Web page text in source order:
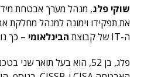
שוקי פלג, מנהל מערך אבטחת
את תפקידו וימונה למנהל מחלקת
ה-IT של קבוצת
הבינלאומי – כך
פלג, בן 52, הוא בעל תואר